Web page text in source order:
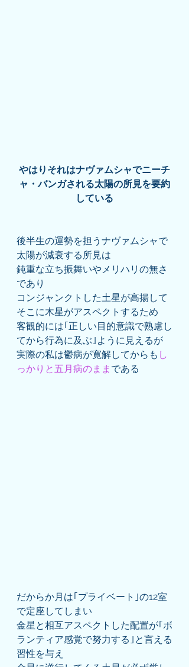
やはりそれはナヴァムシャでニーチ
ャ・バンガされる太陽の所見を要約
している
後半生の運勢を担うナヴァムシャで
太陽が減衰する所見は
鈍重な立ち振舞いやメリハリの無さ
であり
コンジャンクトした土星が高揚して
そこに木星がアスペクトするため
客観的には｢正しい目的意識で熟慮し
てから行為に及ぶ｣ように見えるが
実際の私は鬱病が寛解してからも し
っかりと五月病のまま である
だからか月は｢プライベート｣の12室
で定座してしまい
金星と相互アスペクトした配置が｢ボ
ランティア感覚で努力する｣と言える
習性を与え